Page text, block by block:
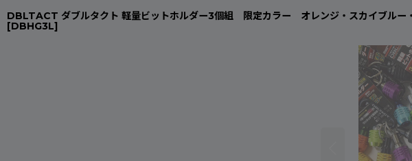
DBLTACT ダブルタクト 軽量ビットホルダー3個組 限定カラー オレンジ・スカイブルー
[DBHG3L]